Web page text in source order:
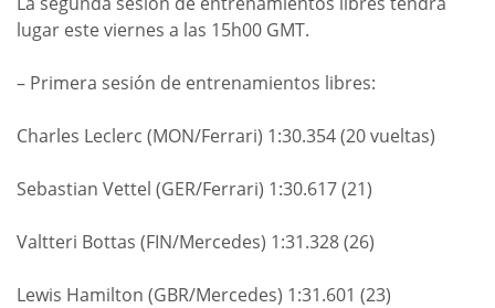
lugar este viernes a las 15h00 GMT.
– Primera sesión de entrenamientos libres:
Charles Leclerc (MON/Ferrari) 1:30.354 (20 vueltas)
Sebastian Vettel (GER/Ferrari) 1:30.617 (21)
Valtteri Bottas (FIN/Mercedes) 1:31.328 (26)
Lewis Hamilton (GBR/Mercedes) 1:31.601 (23)